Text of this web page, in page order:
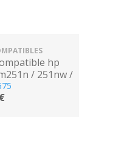
hp
/ 251nw /
1.800 pag